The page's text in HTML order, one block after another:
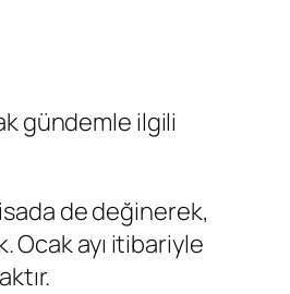
gündemle ilgili
de değinerek,
ayı itibariyle